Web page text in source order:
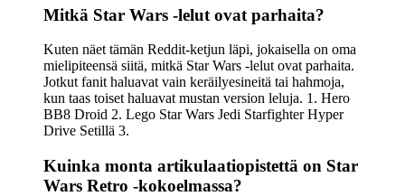
Mitkä Star Wars -lelut ovat parhaita?
Kuten näet tämän Reddit-ketjun läpi, jokaisella on oma
mielipiteensä siitä, mitkä Star Wars -lelut ovat parhaita.
Jotkut fanit haluavat vain keräilyesineitä tai hahmoja,
kun taas toiset haluavat mustan version leluja. 1. Hero
BB8 Droid 2. Lego Star Wars Jedi Starfighter Hyper
Drive Setillä 3.
Kuinka monta artikulaatiopistettä on Star
Wars Retro -kokoelmassa?